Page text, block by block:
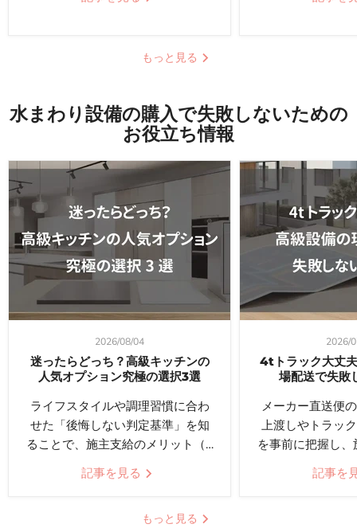
もっと見る
水まわり設備の購入で失敗しないための
お役立ち情報
2026/08/04
迷ったらどっち？高級キッチンの
人気オプション究極の選択3選
ライフスタイルや調理習慣に合わ
せた「後悔しない判定基準」を知
ることで、施主支給のメリット（…
記事を見る
2026/
4tトラック大丈
場配送で失敗
メーカー直送便
上渡しやトラッ
を事前に把握し
記事を
もっと見る